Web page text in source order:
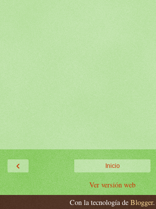
‹ Inicio
Ver versión web
Con la tecnología de Blogger.